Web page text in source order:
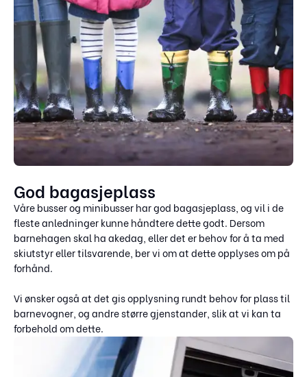
God bagasjeplass
Våre busser og minibusser har god bagasjeplass, og vil i de
fleste anledninger kunne håndtere dette godt. Dersom
barnehagen skal ha akedag, eller det er behov for å ta med
skiutstyr eller tilsvarende, ber vi om at dette opplyses om på
forhånd.
Vi ønsker også at det gis opplysning rundt behov for plass til
barnevogner, og andre større gjenstander, slik at vi kan ta
forbehold om dette.